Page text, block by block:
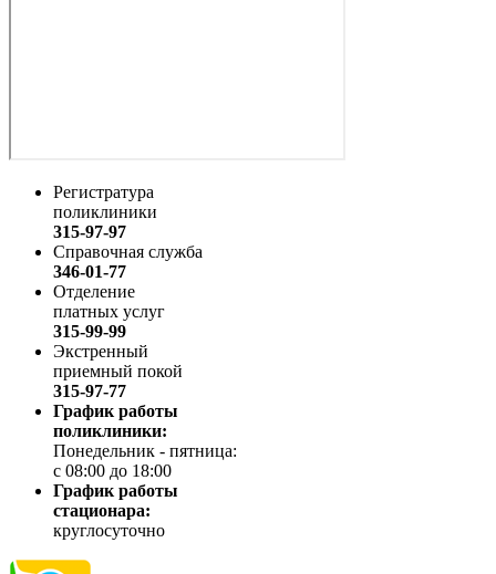
Регистратура
поликлиники
315-97-97
Справочная служба
346-01-77
Отделение
платных услуг
315-99-99
Экстренный
приемный покой
315-97-77
График работы
поликлиники:
Понедельник - пятница:
с 08:00 до 18:00
График работы
стационара:
круглосуточно